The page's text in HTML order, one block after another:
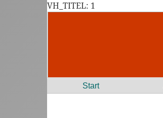
VH_TITEL: 1
Start